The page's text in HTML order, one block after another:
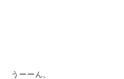
うーーん。